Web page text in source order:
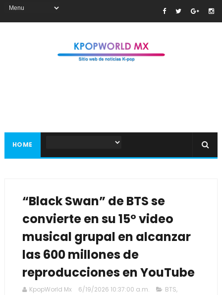
HOME
“Black Swan” de BTS se
convierte en su 15º video
musical grupal en alcanzar
las 600 millones de
reproducciones en YouTube
KpopWorld Mx 6/19/2026 10:37:00 a.m. BTS,